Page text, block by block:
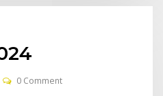
0 Comment